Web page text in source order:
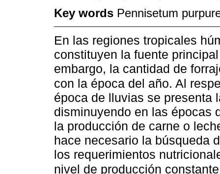
Key words Pennisetum
En las regiones tropicales
constituyen la fuente
embargo, la cantidad de
con la época del año. Al
época de lluvias se presenta
disminuyendo en las épocas
la producción de carne o
hace necesario la búsqueda
los requerimientos
nivel de producción